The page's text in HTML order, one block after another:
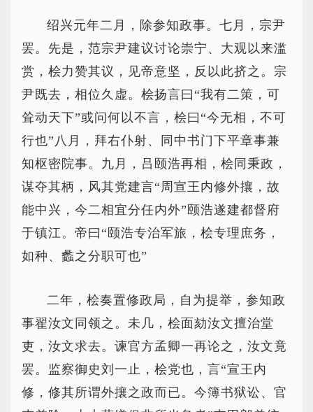
绍兴元年二月，除参知政事。七月，宗尹
罢。先是，范宗尹建议讨论崇宁、大观以来滥
赏，桧力赞其议，见帝意坚，反以此挤之。宗
尹既去，相位久虚。桧扬言曰“我有二策，可
耸动天下”或问何以不言，桧曰“今无相，不可
行也”八月，拜右仆射、同中书门下平章事兼
知枢密院事。九月，吕颐浩再相，桧同秉政，
谋夺其柄，风其党建言“周宣王内修外攘，故
能中兴，今二相宜分任内外”颐浩遂建都督府
于镇江。帝曰“颐浩专治军旅，桧专理庶务，
如种、蠡之分职可也”
二年，桧奏置修政局，自为提举，参知政
事翟汝文同领之。未几，桧面劾汝文擅治堂
吏，汝文求去。谏官方孟卿一再论之，汝文竟
罢。监察御史刘一止，桧党也，言“宣王内
修，修其所谓外攘之政而已。今簿书狱讼、官